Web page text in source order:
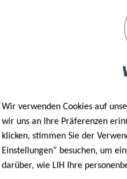
ein breites Spektrum von
diagnostische und
ehesten anwendbar sind,
Wir verwenden Cookies auf
wir uns an Ihre Präferenzen
klicken, stimmen Sie der
Einstellungen“ besuchen, um
darüber, wie LIH Ihre